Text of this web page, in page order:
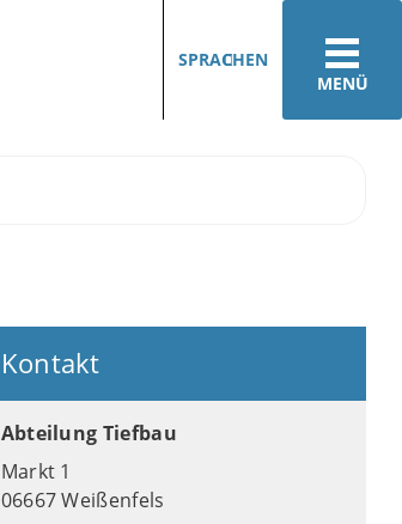
MENÜ
SPRACHEN
Kontakt
Abteilung Tiefbau
Markt 1
06667 Weißenfels